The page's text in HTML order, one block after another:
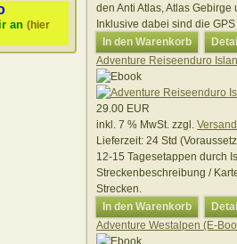
an (hier
den Anti Atlas, Atlas
Inklusive dabei sind die
In den Warenkorb
Adventure Reiseenduro
29.00 EUR
inkl. 7 % MwSt. zzgl.
Lieferzeit: 24 Std
12-15 Tagesetappen durch
Streckenbeschreibung /
Strecken.
In den Warenkorb
Adventure Westalpen (E-